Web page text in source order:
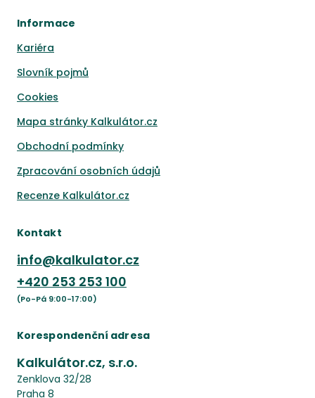
Informace
Kariéra
Slovník pojmů
Cookies
Mapa stránky Kalkulátor.cz
Obchodní podmínky
Zpracování osobních údajů
Recenze Kalkulátor.cz
Kontakt
info@kalkulator.cz
+420 253 253 100
(Po-Pá 9:00-17:00)
Korespondenční adresa
Kalkulátor.cz, s.r.o.
Zenklova 32/28
Praha 8